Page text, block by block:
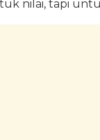
nilai, tapi